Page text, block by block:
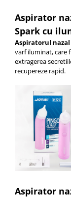
Aspirator
Spark cu
Aspiratorul
varf iluminat, care
extragerea
recupereze rapid.
Aspirator